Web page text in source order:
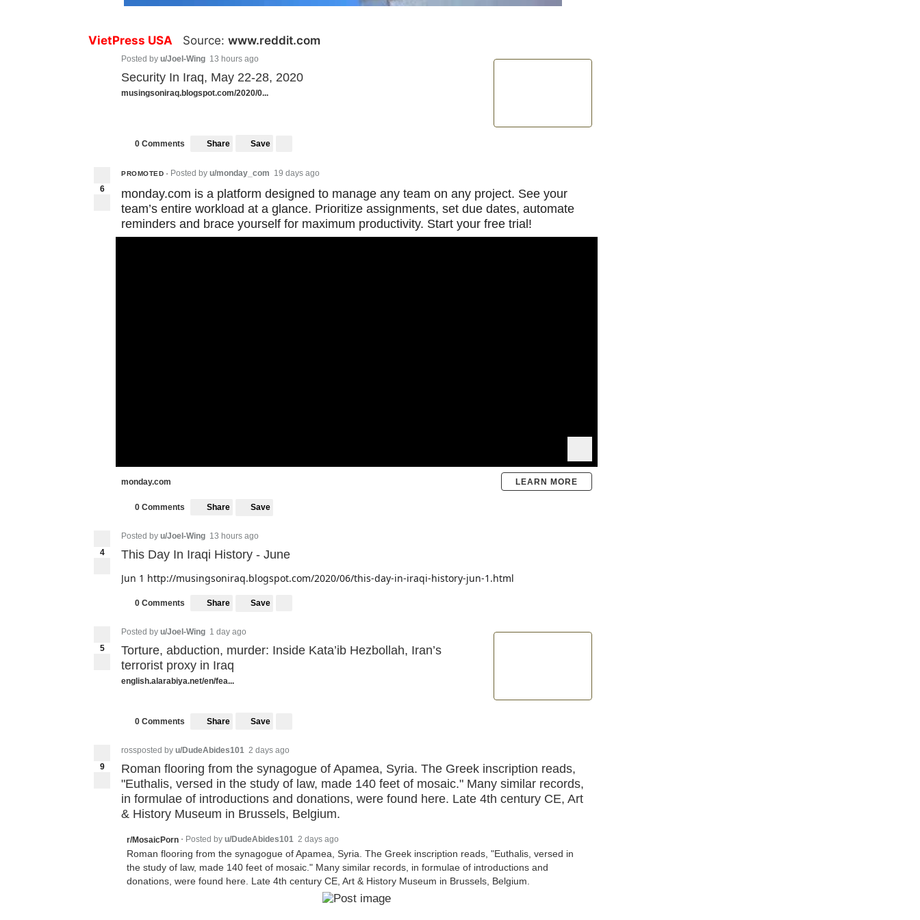
VietPress USA Source: www.reddit.com
Posted by u/Joel-Wing 13 hours ago
Security In Iraq, May 22-28, 2020
musingsoniraq.blogspot.com/2020/0...
0 Comments Share Save
6
PROMOTED • Posted by u/monday_com 19 days ago
monday.com is a platform designed to manage any team on any project. See your
team’s entire workload at a glance. Prioritize assignments, set due dates, automate
reminders and brace yourself for maximum productivity. Start your free trial!
monday.com LEARN MORE
0 Comments Share Save
4
Posted by u/Joel-Wing 13 hours ago
This Day In Iraqi History - June
Jun 1 http://musingsoniraq.blogspot.com/2020/06/this-day-in-iraqi-history-jun-1.html
0 Comments Share Save
5
Posted by u/Joel-Wing 1 day ago
Torture, abduction, murder: Inside Kata’ib Hezbollah, Iran’s
terrorist proxy in Iraq
english.alarabiya.net/en/fea...
0 Comments Share Save
9
rossposted by u/DudeAbides101 2 days ago
Roman flooring from the synagogue of Apamea, Syria. The Greek inscription reads,
"Euthalis, versed in the study of law, made 140 feet of mosaic." Many similar records,
in formulae of introductions and donations, were found here. Late 4th century CE, Art
& History Museum in Brussels, Belgium.
r/MosaicPorn • Posted by u/DudeAbides101 2 days ago
Roman flooring from the synagogue of Apamea, Syria. The Greek inscription reads, "Euthalis, versed in
the study of law, made 140 feet of mosaic." Many similar records, in formulae of introductions and
donations, were found here. Late 4th century CE, Art & History Museum in Brussels, Belgium.